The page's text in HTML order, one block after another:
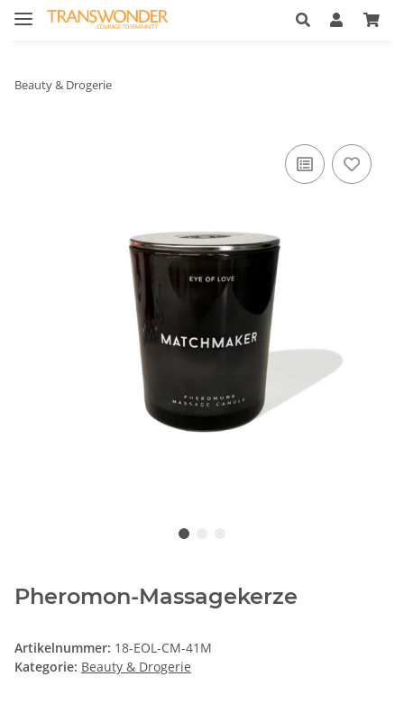
Beauty & Drogerie
Pheromon-Massagekerze
Artikelnummer: 18-EOL-CM-41M
Kategorie: Beauty & Drogerie